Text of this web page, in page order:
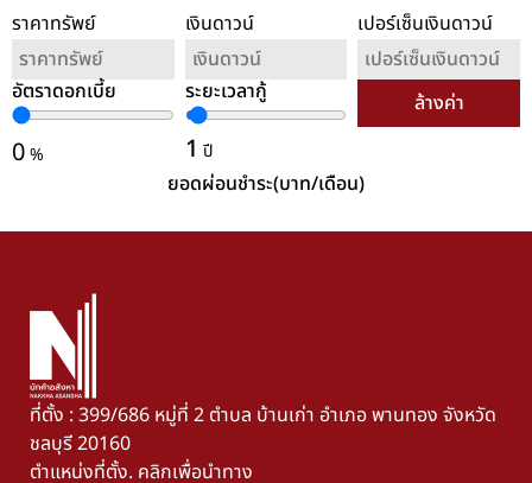
ราคาทรัพย์ เงินดาวน์ เปอร์เซ็นเงินดาวน์
อัตราดอกเบี้ย
0%
ระยะเวลากู้
1 ปี
ล้างค่า
ยอดผ่อนชำระ(บาท/เดือน)
ที่ตั้ง : 399/686 หมู่ที่ 2 ตำบล บ้านเก่า อำเภอ พานทอง จังหวัด
ชลบุรี 20160
ตำแหน่งที่ตั้ง. คลิกเพื่อนำทาง